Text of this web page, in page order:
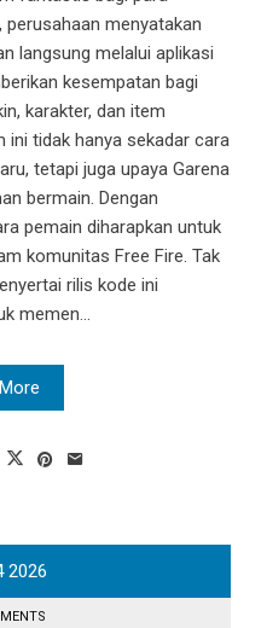
perusahaan menyatakan
langsung melalui aplikasi
kesempatan bagi
karakter, dan item
ini tidak hanya sekadar cara
tetapi juga upaya Garena
bermain. Dengan
pemain diharapkan untuk
komunitas Free Fire. Tak
rilis kode ini
memen...
2026